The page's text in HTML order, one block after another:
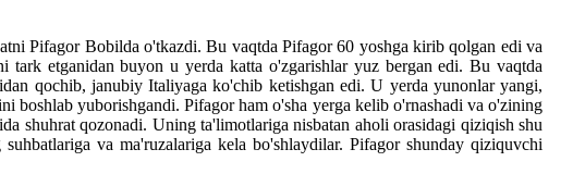
Pifagor Bobilda o'tkazdi. Bu vaqtda Pifagor 60 yoshga kirib qolgan edi va
etganidan buyon u yerda katta o'zgarishlar yuz bergan edi. Bu vaqtda
qochib, janubiy Italiyaga ko'chib ketishgan edi. U yerda yunonlar yangi,
yuborishgandi. Pifagor ham o'sha yerga kelib o'rnashadi va o'zining
shuhrat qozonadi. Uning ta'limotlariga nisbatan aholi orasidagi qiziqish shu
va ma'ruzalariga kela bo'shlaydilar. Pifagor shunday qiziquvchi